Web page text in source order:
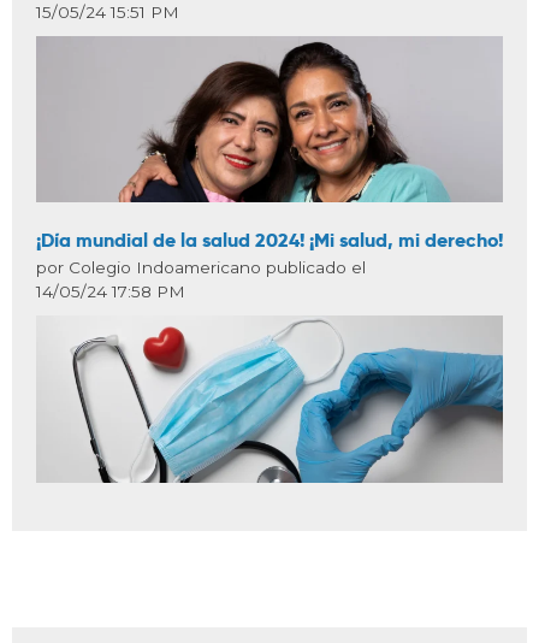
15/05/24 15:51 PM
¡Día mundial de la salud 2024! ¡Mi salud, mi derecho!
por Colegio Indoamericano publicado el
14/05/24 17:58 PM